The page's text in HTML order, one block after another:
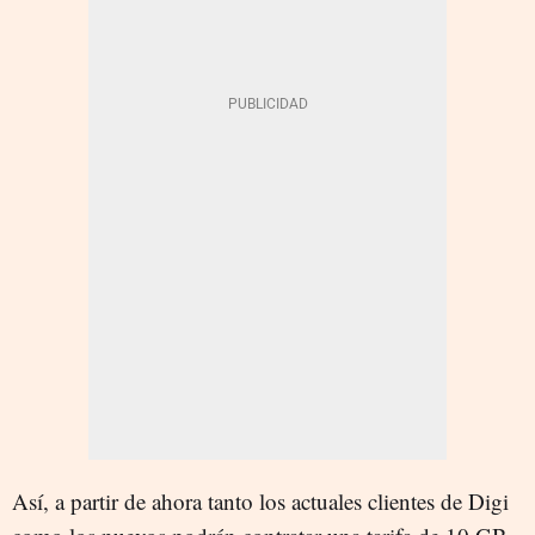
Así, a partir de ahora tanto los actuales clientes de Digi